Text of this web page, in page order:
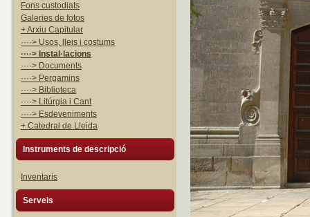
Fons custodiats
Galeries de fotos
+ Arxiu Capitular
····> Usos, lleis i costums
····> Instal·lacions
····> Documents
····> Pergamins
····> Biblioteca
····> Litúrgia i Cant
····> Esdeveniments
+ Catedral de Lleida
Instruments de descripció
Inventaris
Serveis